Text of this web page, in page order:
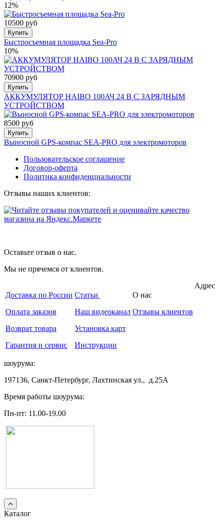
12%
10500 руб
Купить
Быстросъемная площадка Sea-Pro
10%
70900 руб
Купить
АККУМУЛЯТОР HAIBO 100АЧ 24 В С ЗАРЯДНЫМ
УСТРОЙСТВОМ
8500 руб
Купить
Выносной GPS-компас SEA-PRO для электромоторов
Пользовательское соглашение
Договор-оферта
Политика конфиденциальности
Отзывы наших клиентов:
Оставьте отзыв о нас.
Мы не прячемся от клиентов.
Доставка по России
Оплата заказов
Возврат товара
Гарантия и сервис
Статьи
Наш видеоканал
Установка карт
Инструкции
О нас
Отзывы клиентов
Адрес
шоурума:
197136, Санкт-Петербург, Лахтинская ул., д.25А
Время работы шоурума:
Пн-пт: 11.00-19.00
Каталог